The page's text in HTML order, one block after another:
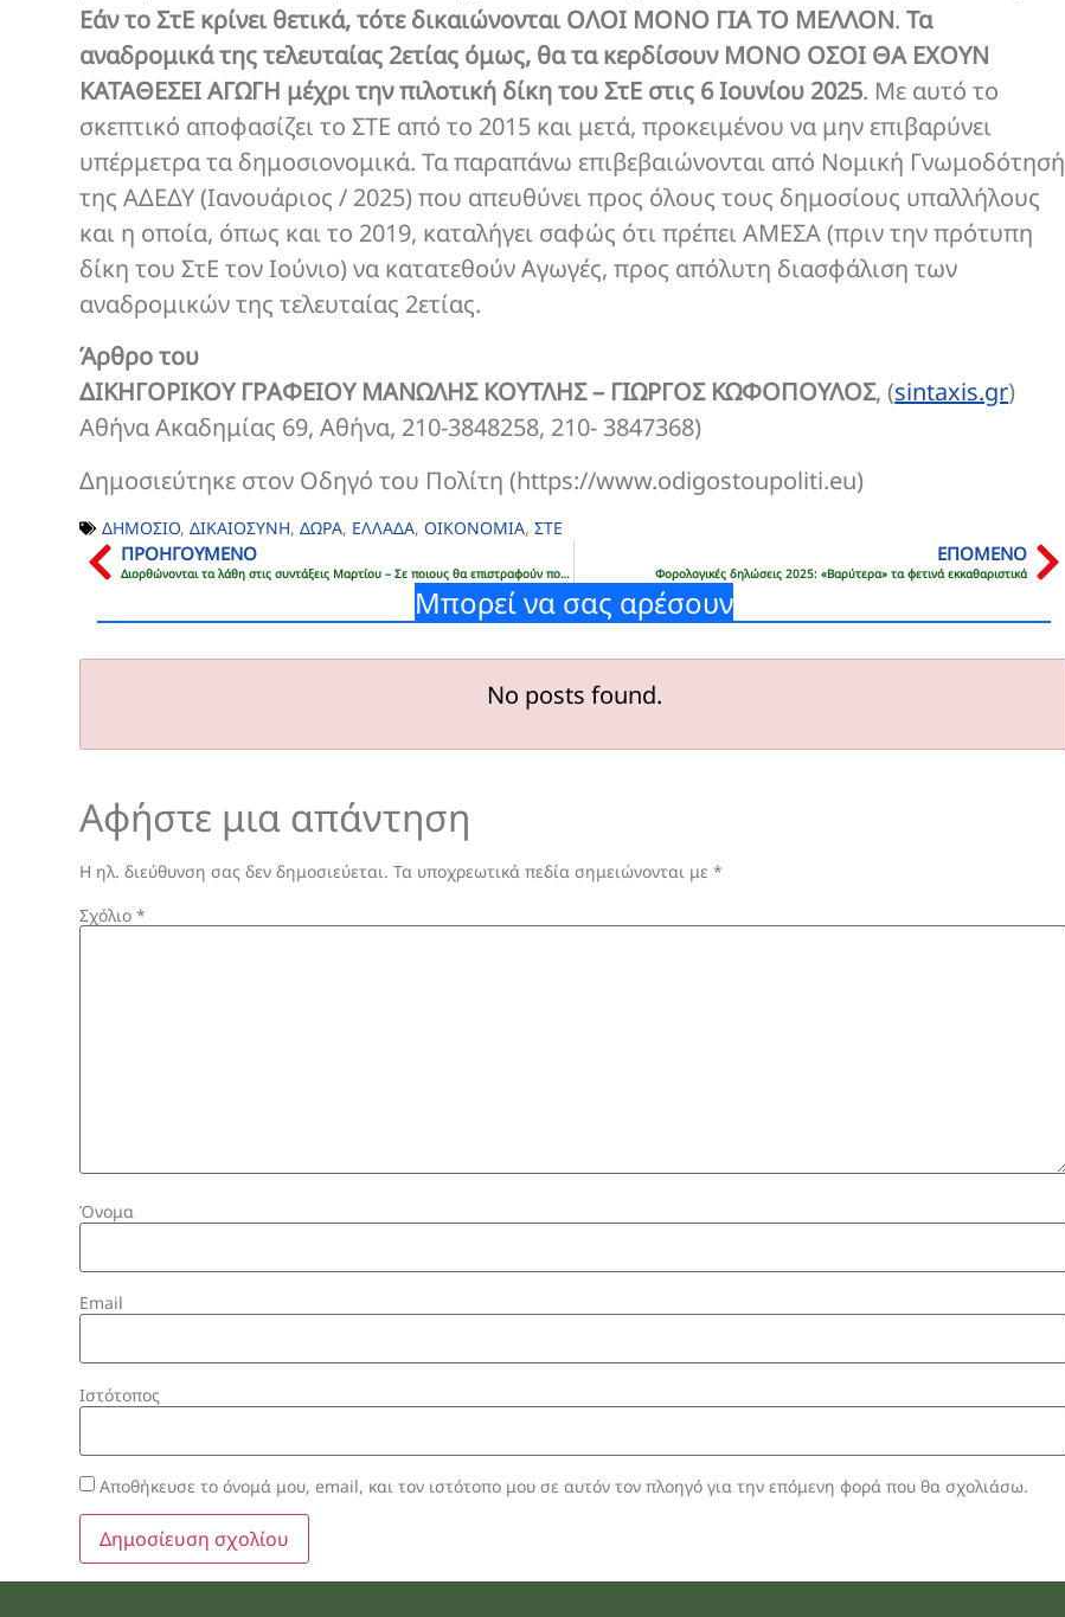
Εάν το ΣτΕ κρίνει θετικά, τότε δικαιώνονται ΟΛΟΙ ΜΟΝΟ ΓΙΑ ΤΟ ΜΕΛΛΟΝ.Τα
αναδρομικά της τελευταίας 2ετίας όμως, θα τα κερδίσουν ΜΟΝΟ ΟΣΟΙ ΘΑ ΕΧΟΥΝ
ΚΑΤΑΘΕΣΕΙ ΑΓΩΓΗ μέχρι την πιλοτική δίκη του ΣτΕ στις 6 Ιουνίου 2025. Με αυτό το
σκεπτικό αποφασίζει το ΣΤΕ από το 2015 και μετά, προκειμένου να μην επιβαρύνει
υπέρμετρα τα δημοσιονομικά. Τα παραπάνω επιβεβαιώνονται από Νομική Γνωμοδότησή
της ΑΔΕΔΥ (Ιανουάριος / 2025) που απευθύνει προς όλους τους δημοσίους υπαλλήλους
και η οποία, όπως και το 2019, καταλήγει σαφώς ότι πρέπει ΑΜΕΣΑ (πριν την πρότυπη
δίκη του ΣτΕ τον Ιούνιο) να κατατεθούν Αγωγές, προς απόλυτη διασφάλιση των
αναδρομικών της τελευταίας 2ετίας.
Άρθρο του
ΔΙΚΗΓΟΡΙΚΟΥ ΓΡΑΦΕΙΟΥ ΜΑΝΩΛΗΣ ΚΟΥΤΛΗΣ – ΓΙΩΡΓΟΣ ΚΩΦΟΠΟΥΛΟΣ, (sintaxis.gr)
Αθήνα Ακαδημίας 69, Αθήνα, 210-3848258, 210- 3847368)
Δημοσιεύτηκε στον Οδηγό του Πολίτη (https://www.odigostoupoliti.eu)
ΔΗΜΟΣΙΟ,ΔΙΚΑΙΟΣΥΝΗ,ΔΩΡΑ, ΕΛΛΑΔΑ,ΟΙΚΟΝΟΜΙΑ,ΣΤΕ
ΠΡΟΗΓΟΥΜΕΝΟ
Διορθώνονται τα λάθη στις συντάξεις Μαρτίου – Σε ποιους θα επιστραφούν ποσά
ΕΠΟΜΕΝΟ
Φορολογικές δηλώσεις 2025: «Βαρύτερα» τα φετινά εκκαθαριστικά
Μπορεί να σας αρέσουν
No posts found.
Αφήστε μια απάντηση
Η ηλ. διεύθυνση σας δεν δημοσιεύεται. Τα υποχρεωτικά πεδία σημειώνονται με*
Σχόλιο*
Όνομα
Email
Ιστότοπος
Αποθήκευσε το όνομά μου, email, και τον ιστότοπο μου σε αυτόν τον πλοηγό για την επόμενη φορά που θα σχολιάσω.